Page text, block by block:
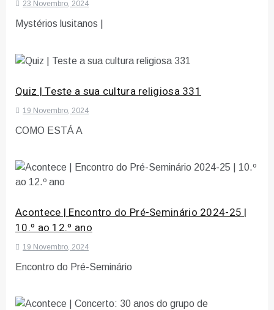
23 Novembro, 2024
Mystérios lusitanos |
Quiz | Teste a sua cultura religiosa 331
19 Novembro, 2024
COMO ESTÁ A
Acontece | Encontro do Pré-Seminário 2024-25 |
10.º ao 12.º ano
19 Novembro, 2024
Encontro do Pré-Seminário